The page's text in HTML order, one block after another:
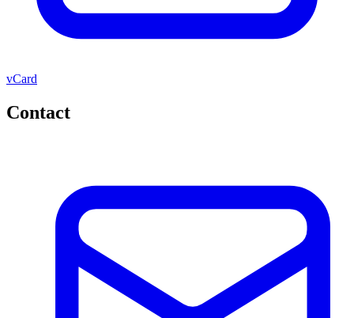
vCard
Contact